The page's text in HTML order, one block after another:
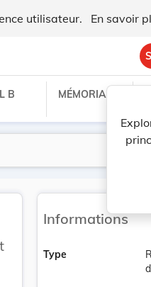
utilisateur. En savoir
B MÉMORIAL C
Informations
Type